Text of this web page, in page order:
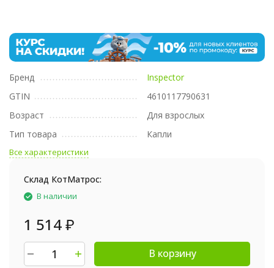
Бренд
Inspector
GTIN
4610117790631
Возраст
Для взрослых
Тип товара
Капли
Все характеристики
Склад КотМатрос:
В наличии
1 514₽
В корзину